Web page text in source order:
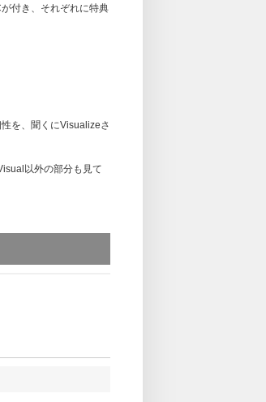
付き、それぞれに特典
を、聞くにVisualizeさ
以外の部分も見て